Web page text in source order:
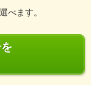
べます。